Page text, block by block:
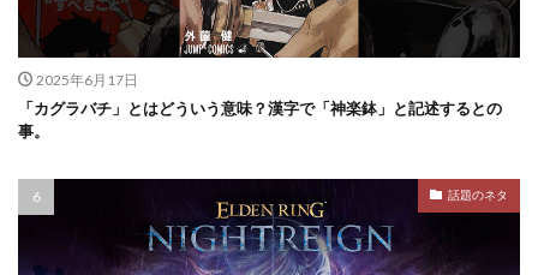
2025年6月17日
「カグラバチ」とはどういう意味？漢字で「神楽鉢」と記述するとの
事。
話題のネタ